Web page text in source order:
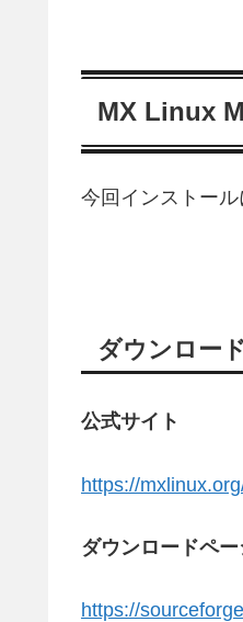
MX Linux
今回インストー
ダウンロー
公式サイト
https://
ダウンロードペ
https://